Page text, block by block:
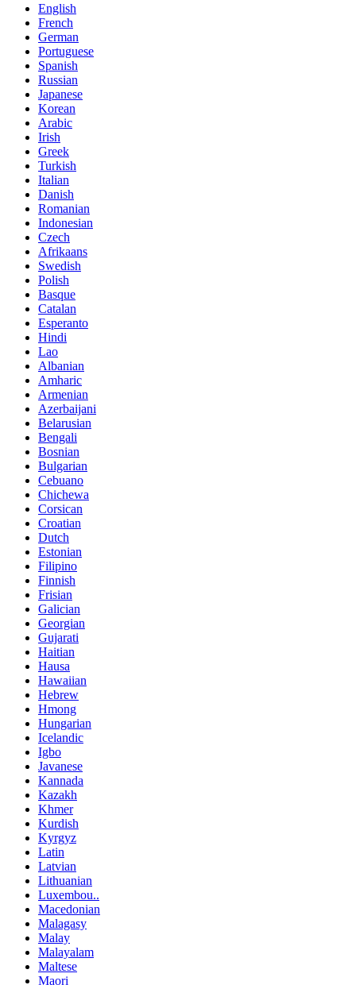
English
French
German
Portuguese
Spanish
Russian
Japanese
Korean
Arabic
Irish
Greek
Turkish
Italian
Danish
Romanian
Indonesian
Czech
Afrikaans
Swedish
Polish
Basque
Catalan
Esperanto
Hindi
Lao
Albanian
Amharic
Armenian
Azerbaijani
Belarusian
Bengali
Bosnian
Bulgarian
Cebuano
Chichewa
Corsican
Croatian
Dutch
Estonian
Filipino
Finnish
Frisian
Galician
Georgian
Gujarati
Haitian
Hausa
Hawaiian
Hebrew
Hmong
Hungarian
Icelandic
Igbo
Javanese
Kannada
Kazakh
Khmer
Kurdish
Kyrgyz
Latin
Latvian
Lithuanian
Luxembou..
Macedonian
Malagasy
Malay
Malayalam
Maltese
Maori